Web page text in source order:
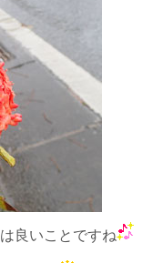
良いことですね